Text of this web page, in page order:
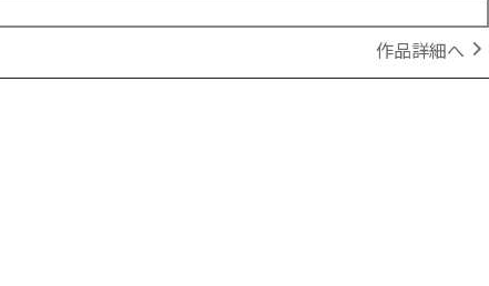
作品詳細へ